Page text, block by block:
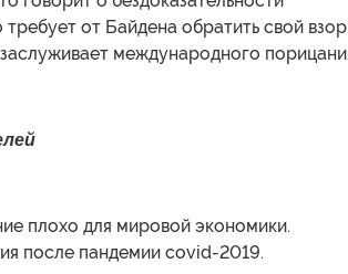
от Байдена обратить свой взор
международного
плохо для мировой экономики.
после пандемии covid-2019.